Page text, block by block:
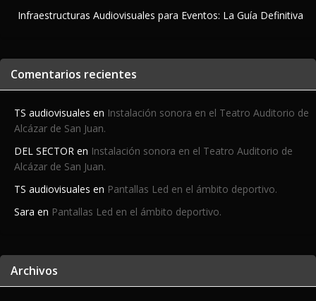
Infraestructuras Audiovisuales para Eventos: La Guía Definitiva
Comentarios recientes
TS audiovisuales en Instalación sonora en el Teatro Auditorio de
Alcázar de San Juan.
DEL SECTOR en Instalación sonora en el Teatro Auditorio de
Alcázar de San Juan.
TS audiovisuales en Pantallas Led en el ámbito deportivo.
Sara en Pantallas Led en el ámbito deportivo.
Archivos